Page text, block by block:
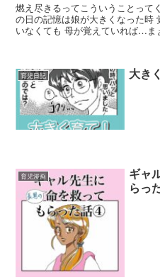
燃え尽きるってこういうことってくらいに 疲れました
の日の記憶は娘が大きくなった時 覚えているのでしょうか？ 覚えて
いなくても 母が覚えていれ
育児日記 大き
育児漫画
ギャ
らっ